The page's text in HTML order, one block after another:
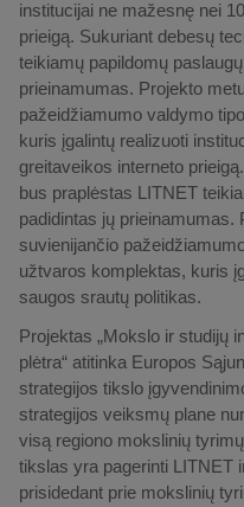
institucijai ne mažesnę nei
prieigą. Sukuriant debesų
teikiamų papildomų
prieinamumas. Projekto
pažeidžiamumo valdymo
kuris įgalintų realizuoti
greitaveikos interneto
bus praplėstas LITNET
padidintas jų prieinamumas.
suvienijančio
užtvaros komplektas, kuris
saugos srautų politikas.
Projektas „Mokslo ir studijų
plėtra“ atitinka Europos
strategijos tikslo
strategijos veiksmų plane
visą regiono mokslinių
tikslas yra pagerinti LITNET
prisidedant prie mokslinių